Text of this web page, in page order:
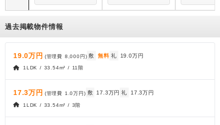
過去掲載物件情報
19.0万円 (管理費 8,000円) 敷 無料 礼 19.0万円
1LDK / 33.54m² / 11階
17.3万円 (管理費 1.0万円 ) 敷 17.3万円 礼 17.3万円
1LDK / 33.54m² / 3階